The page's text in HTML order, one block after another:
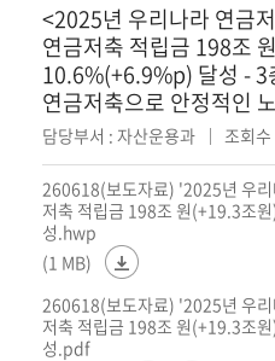
<2025년 우리나라 연금
연금저축 적립금 198조
10.6%(+6.9%p) 달성 - 3
연금저축으로 안정적인
담당부서 : 자산운용과 조회
260618(보도자료) '2025년 우리
저축 적립금 198조 원(+19.3조
성.hwp
(1 MB)
260618(보도자료) '2025년 우리
저축 적립금 198조 원(+19.3조
성.pdf